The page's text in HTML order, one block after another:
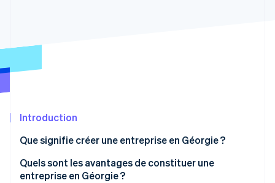
Constitution de start-up
Identity
Introduction
Que signifie créer une entreprise en Géorgie ?
Quels sont les avantages de constituer une
entreprise en Géorgie ?